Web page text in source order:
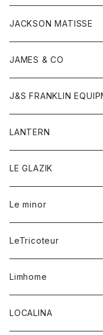
フリース
ストール
マフラー
リング
Tシャツ
グッズ
アンダーウェア
靴
バンダナ
トップス
カーディガン
ジャケット
タンクトップ
Tシャツ
ボトム
オーバーオール
ショートパンツ
レディース
アウター
カーディガン
コート
Tシャツ
ロンパース
グッズ
靴
ストール
トップス
カットソー
シャツ
ボトム
オーバーオール
ショートパンツ
レディース
オーバーオール
シャツ
ワンピース
ワンピース
ワンピース
バック
キッズ
トレーナー
トップス
Gジャケット
スウェット
帽子
JACKSON MATISSE
Tシャツ
帽子
JAMES & CO
ボトム
J&S FRANKLIN
アウター
LANTERN
アウター
Tシャツ
LE GLAZIK
レディース
コート
シャツ
Le minor
ボトム
スカート
パンツ
レディース
アウター
トップス
LeTricoteur
カーディガン
Limhome
LOCALINA